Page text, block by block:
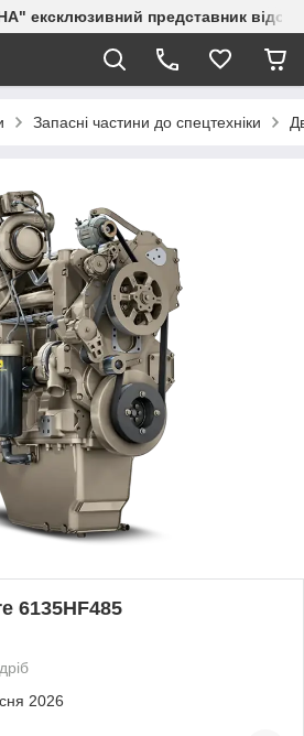
представник відомих
Запасні частини до спецтехніки
6135HF485
2026